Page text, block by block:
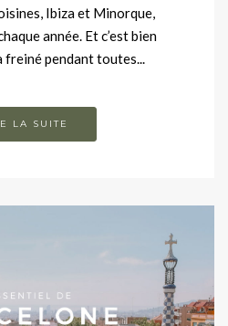
Ibiza et Minorque,
année. Et c’est bien
freiné pendant toutes...
LA SUITE